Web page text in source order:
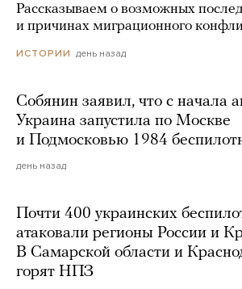
Рассказываем о возможных
и причинах миграционного
ИСТОРИИ день назад
Собянин заявил, что с начала
Украина запустила по Москве
и Подмосковью 1984
день назад
Почти 400 украинских
атаковали регионы России и
В Самарской области и
горят НПЗ